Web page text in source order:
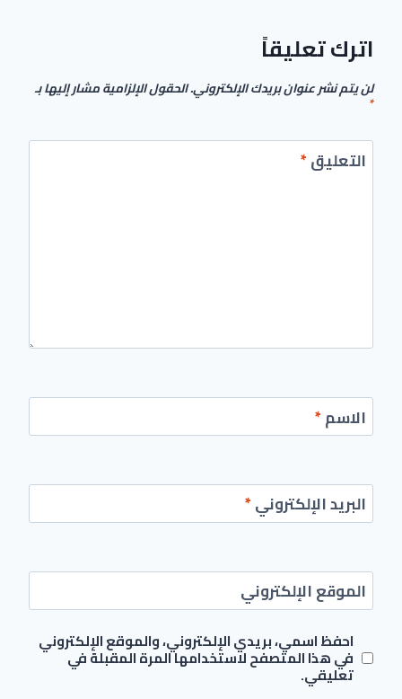
اترك تعليقاً
لن يتم نشر عنوان بريدك الإلكتروني.الحقول الإلزامية مشار إليها بـ
*
التعليق*
الاسم*
البريد الإلكتروني*
الموقع الإلكتروني
احفظ اسمي، بريدي الإلكتروني، والموقع الإلكتروني
في هذا المتصفح لاستخدامها المرة المقبلة في
تعليقي.